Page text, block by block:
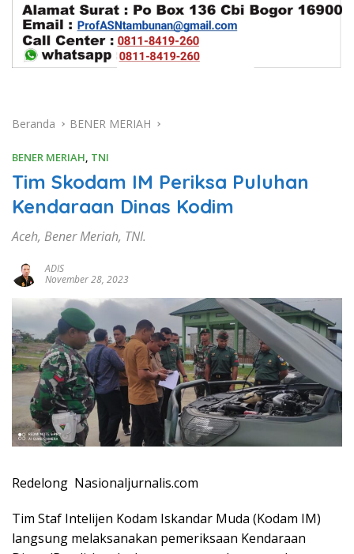
Beranda BENER MERIAH
BENER MERIAH, TNI
Tim Skodam IM Periksa Puluhan
Kendaraan Dinas Kodim
Aceh, Bener Meriah, TNI.
ADIS
November 28, 2023
Redelong Nasionaljurnalis.com
Tim Staf Intelijen Kodam Iskandar Muda (Kodam IM)
langsung melaksanakan pemeriksaan Kendaraan